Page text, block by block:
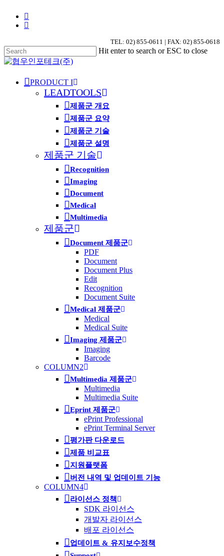
main
phone
email
TEL: 02) 855-0611 | FAX: 02) 855-0618
Hit enter to search or ESC to close
Close
PRODUCT I
LEADTOOLS
제품군 개요
제품군 요약
제품군 기술
제품군 설명
제품군 기술
Recognition
Imaging
Document
Medical
Multimedia
제품군
Document 제품군
PDF
Document
Document Plus
Edit
Recognition
Document Suite
Medical 제품군
Medical
Medical Suite
Imaging 제품군
Imaging
Barcode
COLUMN2
Multimedia 제품군
Multimedia
Multimedia Suite
Eprint 제품군
ePrint Professional
ePrint Terminal Server
평가판 다운로드
제품 비교표
지원플랫폼
버전 내역 및 업데이트 기능
COLUMN4
라이선스 정책
SDK 라이선스
개발자 라이선스
배포 라이선스
업데이트 & 유지보수정책